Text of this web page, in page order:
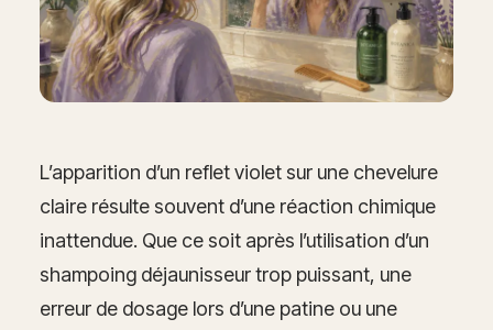
L’apparition d’un reflet violet sur une chevelure
claire résulte souvent d’une réaction chimique
inattendue. Que ce soit après l’utilisation d’un
shampoing déjaunisseur trop puissant, une
erreur de dosage lors d’une patine ou une